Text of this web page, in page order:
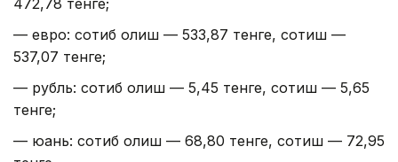
— евро: сотиб олиш — 533,87 тенге, сотиш —
537,07 тенге;
— рубль: сотиб олиш — 5,45 тенге, сотиш — 5,65
тенге;
— юань: сотиб олиш — 68,80 тенге, сотиш — 72,95